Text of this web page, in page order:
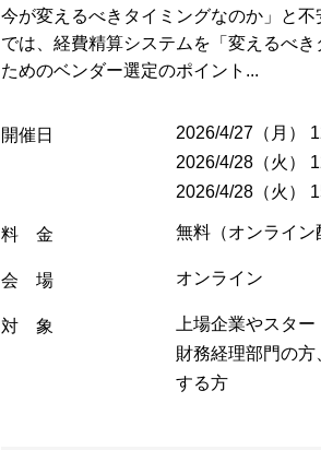
今が変えるべきタイミングなのか」と
では、経費精算システムを「変えるべ
ためのベンダー選定のポイント...
開催日
2026/4/27（月）
2026/4/28（火）
2026/4/28（火）
料 金 無料（オンライン
会 場 オンライン
対 象
上場企業やスタ
財務経理部門の
する方